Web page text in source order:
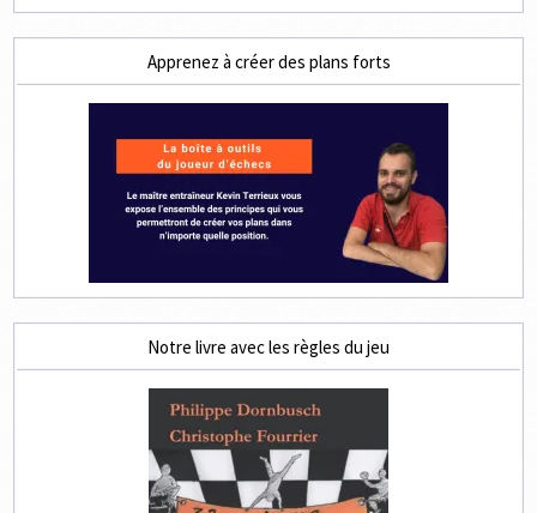
Apprenez à créer des plans forts
Notre livre avec les règles du jeu